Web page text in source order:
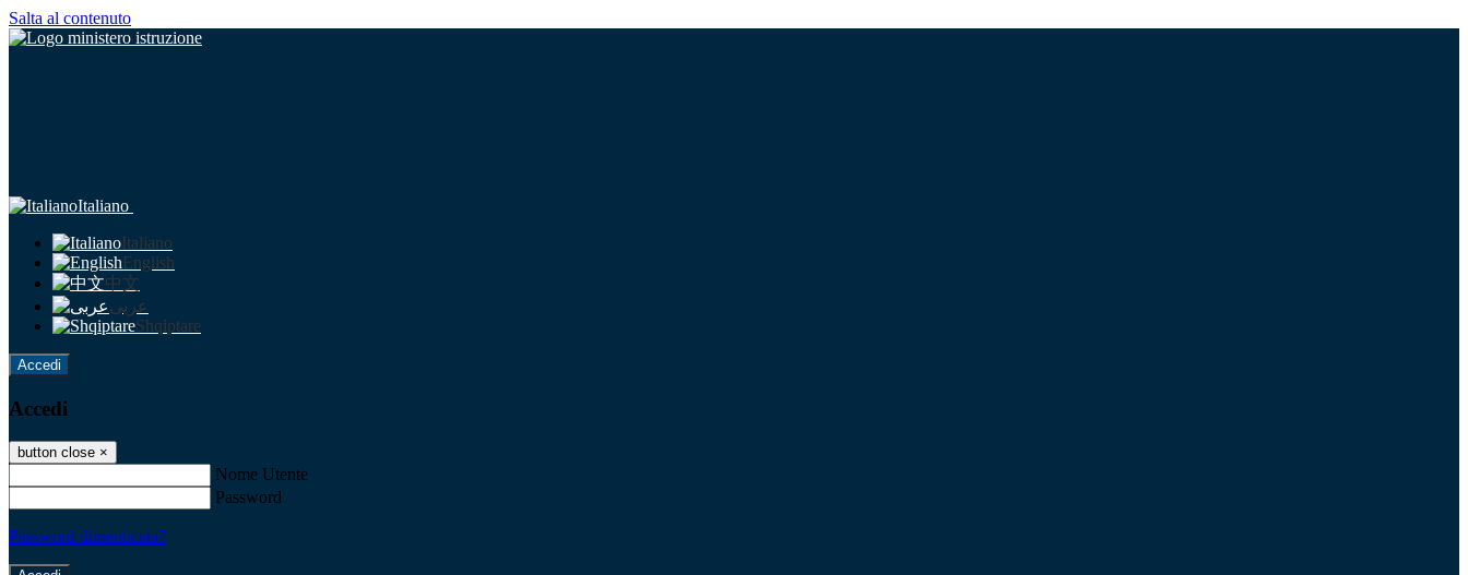
Salta al contenuto
Italiano
Italiano
English
中文
عربى
Shqiptare
Accedi
Accedi
button close ×
Nome Utente
Password
Password dimenticata?